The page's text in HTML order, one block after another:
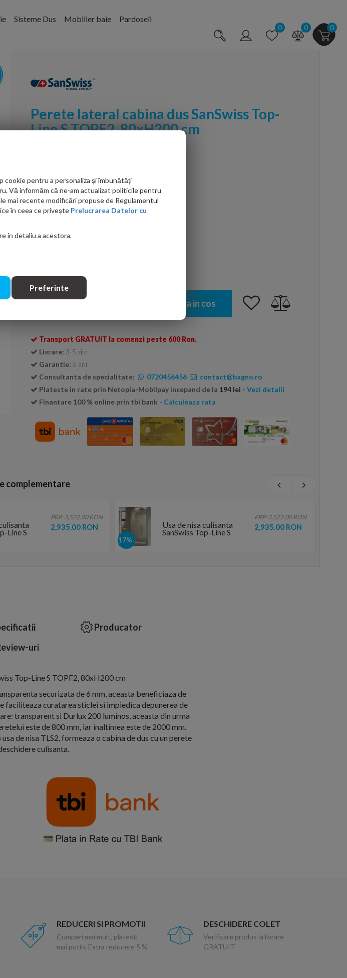
Sisteme Dus Mobilier baie Pardoseli
0 0 0
Perete lateral cabina dus SanSwiss Top-
Line S TOPF2, 80xH200 cm
1,553.00 RON
Ati gasit in alta parte mai ieftin?
Adauga in cos
Transport GRATUIT la comenzi peste 600 Ron.
Livrare: 3-5 zile
Garantie: 5 ani
Consultanta de specialitate:
0720456456
contact@bagno.ro
Plateste in rate prin Netopia-Mobilpay incepand de la 194 lei - Vezi detalii
Finantare 100 % online prin tbi bank - Calculeaza rata
complementare
-17%
Usa de nisa culisanta
SanSwiss Top-Line S
TLS2, 120xH200 cm
PRP: 3,522.00 RON
2,935.00 RON
Line S
cm
PRP: 3,522.00 RON
2,935.00 RON
Producator
uri
Top-Line S TOPF2, 80xH200 cm
securizata de 6 mm, aceasta beneficiaza de
curatarea sticlei si impiedica depunerea de
transparent si Durlux 200 luminos, aceasta din urma
este de 800 mm, iar inaltimea este de 2000 mm.
de nisa TLS2, formeaza o cabina de dus cu un perete
culisanta.
REDUCERI SI PROMOTII
Cumperi mai mult, platesti
mai putin. Extra reducere 5 %
DESCHIDERE COLET
Verificare produs la livrare
GRATUIT
cookie pentru a personaliza și îmbunătăți
Vă informăm că ne-am actualizat politicile pentru
mai recente modificări propuse de Regulamentul
în ceea ce privește Prelucrarea Datelor cu
in detaliu a acestora.
Preferinte